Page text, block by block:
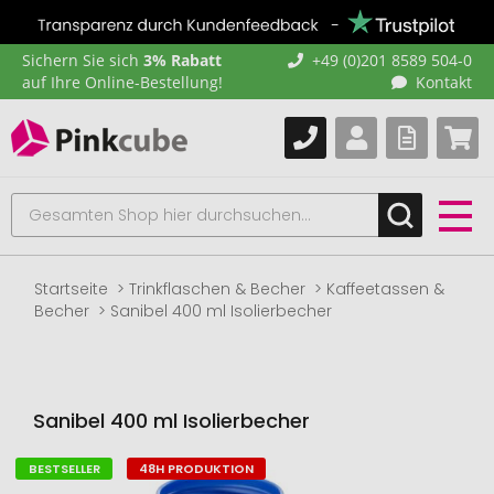
Sichern Sie sich 3% Rabatt
auf Ihre Online-Bestellung!
+49 (0)201 8589 504-0
Kontakt
Startseite Trinkflaschen & Becher
Kaffeetassen &
Becher
Sanibel 400 ml Isolierbecher
Sanibel 400 ml Isolierbecher
Zum
BESTSELLER 48H PRODUKTION